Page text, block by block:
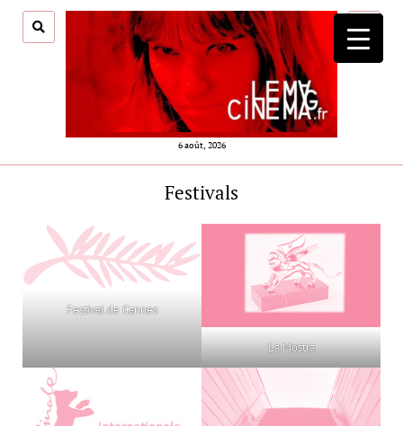
6 août, 2026
menu
Festivals
Festival de Cannes
La Mostra